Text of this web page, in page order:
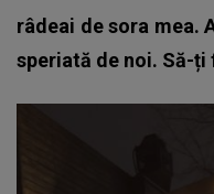
râdeai de sora mea.
speriată de noi. Să-ți